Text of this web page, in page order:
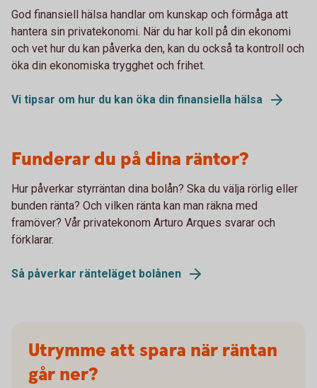
God finansiell hälsa handlar om kunskap och förmåga att
hantera sin privatekonomi. När du har koll på din ekonomi
och vet hur du kan påverka den, kan du också ta kontroll och
öka din ekonomiska trygghet och frihet.
Vi tipsar om hur du kan öka din finansiella hälsa
Funderar du på dina räntor?
Hur påverkar styrräntan dina bolån? Ska du välja rörlig eller
bunden ränta? Och vilken ränta kan man räkna med
framöver? Vår privatekonom Arturo Arques svarar och
förklarar.
Så påverkar ränteläget bolånen
Utrymme att spara när räntan
går ner?